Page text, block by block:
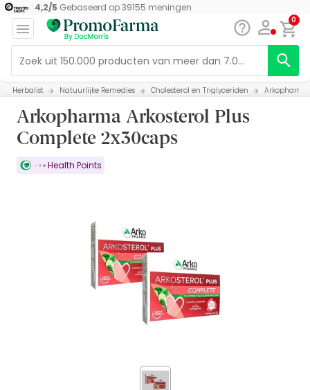
4,2/5 Gebaseerd op39155 meningen
0
Herbalist Natuurlijke Remedies Cholesterol en Triglyceriden Arkopharma
Arkopharma Arkosterol Plus
Complete 2x30caps
Health Points